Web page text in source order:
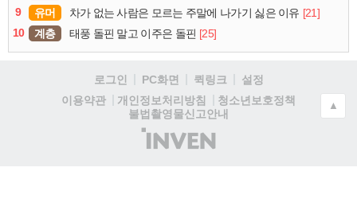
9
유머 차가 없는 사람은 모르는 주말에 나가기 싫은 이유 [21]
10
계층 태풍 돌핀 말고 이주은 돌핀 [25]
로그인 PC화면 퀵링크
설정
이용약관
개인정보처리방침
청소년보호정책
불법촬영물신고안내
(주)
인
▲